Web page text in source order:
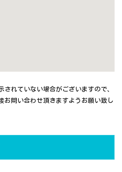
れていない場合がございますので、
お問い合わせ頂きますようお願い致し